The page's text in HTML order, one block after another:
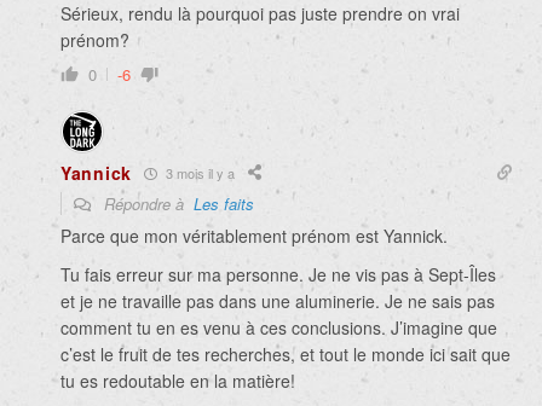
Sérieux, rendu là pourquoi pas juste prendre on vrai
prénom?
0 -6
Yannick 3 mois il y a
Répondre à Les faits
Parce que mon véritablement prénom est Yannick.
Tu fais erreur sur ma personne. Je ne vis pas à Sept-Îles
et je ne travaille pas dans une aluminerie. Je ne sais pas
comment tu en es venu à ces conclusions. J’imagine que
c’est le fruit de tes recherches, et tout le monde ici sait que
tu es redoutable en la matière!